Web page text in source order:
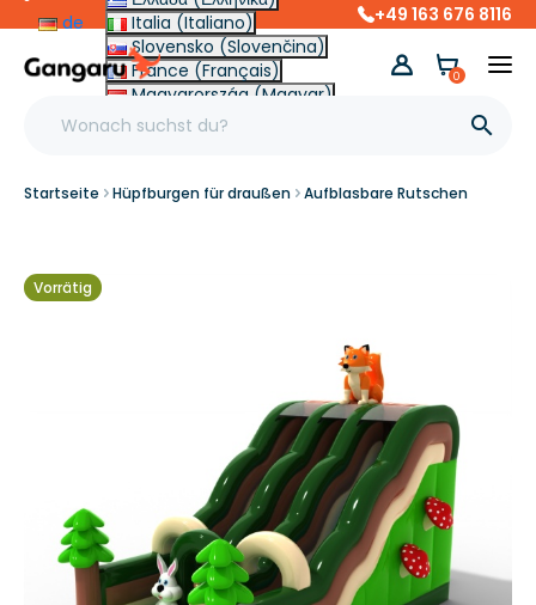
de
Italia (Italiano)
Slovensko (Slovenčina)
France (Français)
Magyarország (Magyar)
Other (English €)
+49 163 676 8116

0
Startseite Hüpfburgen für draußen Aufblasbare Rutschen
Vorrätig